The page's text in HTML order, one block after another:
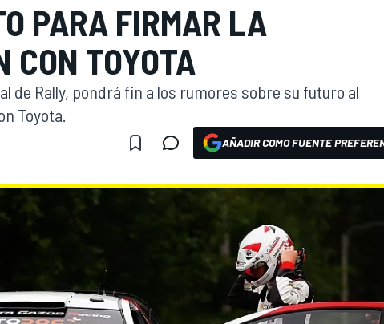
PARA FIRMAR LA
CON TOYOTA
de Rally, pondrá fin a los rumores sobre su futuro al
Toyota.
AÑADIR COMO FUENTE